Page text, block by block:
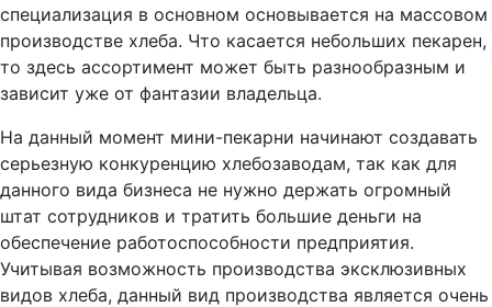
специализация в основном основывается на массовом
производстве хлеба. Что касается небольших пекарен,
то здесь ассортимент может быть разнообразным и
зависит уже от фантазии владельца.
На данный момент мини-пекарни начинают создавать
серьезную конкуренцию хлебозаводам, так как для
данного вида бизнеса не нужно держать огромный
штат сотрудников и тратить большие деньги на
обеспечение работоспособности предприятия.
Учитывая возможность производства эксклюзивных
видов хлеба, данный вид производства является очень